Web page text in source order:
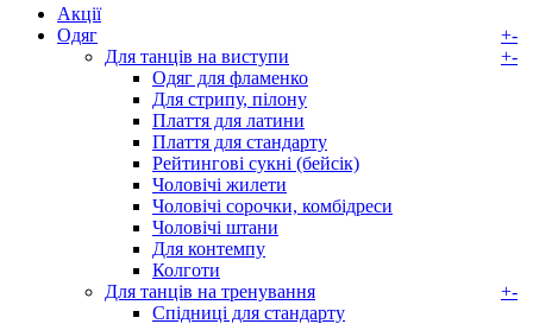
Акції
Одяг
+-
Для танців на виступи
+-
Одяг для фламенко
Для стрипу, пілону
Плаття для латини
Плаття для стандарту
Рейтингові сукні (бейсік)
Чоловічі жилети
Чоловічі сорочки, комбідреси
Чоловічі штани
Для контемпу
Колготи
Для танців на тренування
+-
Спідниці для стандарту